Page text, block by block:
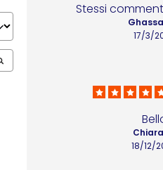
Stessi
17/3/
18/12/